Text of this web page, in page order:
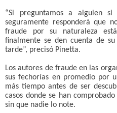
“Si preguntamos a alguien
seguramente responderá que
fraude por su naturaleza
finalmente se den cuenta de
tarde”, precisó Pinetta.
Los autores de fraude en las
sus fechorías en promedio por
más tiempo antes de ser
casos donde se han
sin que nadie lo note.